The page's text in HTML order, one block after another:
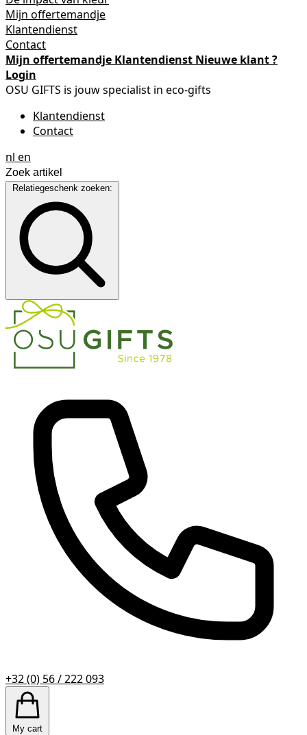
Mijn offertemandje
Klantendienst
Contact
Mijn offertemandje Klantendienst Nieuwe klant ?
Login
OSU GIFTS is jouw specialist in eco-gifts
Klantendienst
Contact
nl en
Relatiegeschenk zoeken:
+32 (0) 56 / 222 093
My cart